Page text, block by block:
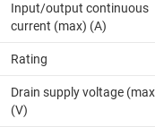
Input/output continuous
current (max) (A)
Rating
Drain supply voltage
(V)